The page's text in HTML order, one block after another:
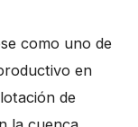
como uno de
en
de